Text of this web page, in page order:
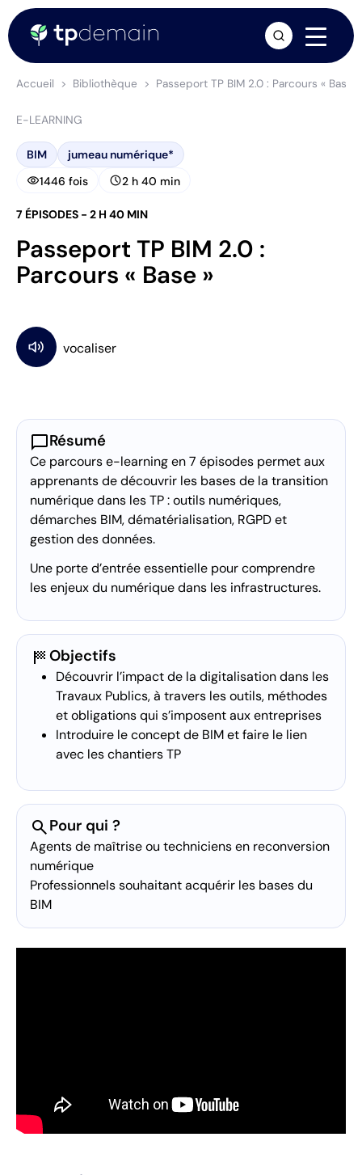
Accueil Bibliothèque Passeport TP BIM 2.0 : Parcours « Base »
E-LEARNING
BIM jumeau numérique*
visibility1446 fois schedule2 h 40 min
7 ÉPISODES - 2 H 40 MIN
Passeport TP BIM 2.0 :
Parcours « Base »
chat_bubbleRésumé
Ce parcours e-learning en 7 épisodes permet aux
apprenants de découvrir les bases de la transition
numérique dans les TP : outils numériques,
démarches BIM, dématérialisation, RGPD et
gestion des données.
Une porte d’entrée essentielle pour comprendre
les enjeux du numérique dans les infrastructures.
sports_score Objectifs
Découvrir l’impact de la digitalisation dans les
Travaux Publics, à travers les outils, méthodes
et obligations qui s’imposent aux entreprises
Introduire le concept de BIM et faire le lien
avec les chantiers TP
searchPour qui ?
Agents de maîtrise ou techniciens en reconversion
numérique
Professionnels souhaitant acquérir les bases du
BIM
arrow_forward